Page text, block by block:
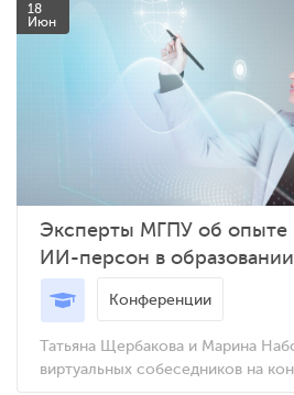
18
Июн
Эксперты МГПУ об опыте
ИИ-персон в образовании
Конференции
Татьяна Щербакова и Марина
виртуальных собеседников на